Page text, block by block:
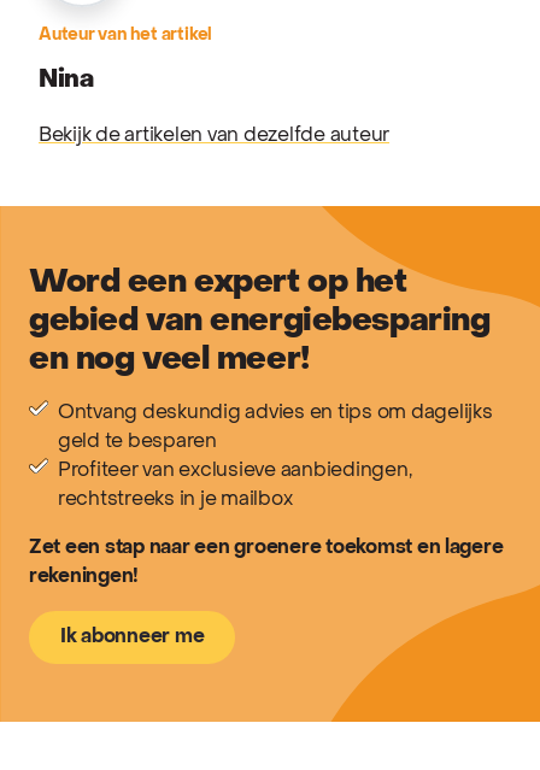
Auteur van het artikel
Nina
Bekijk de artikelen van dezelfde auteur
Word een expert op het
gebied van energiebesparing
en nog veel meer!
Ontvang deskundig advies en tips om dagelijks
geld te besparen
Profiteer van exclusieve aanbiedingen,
rechtstreeks in je mailbox
Zet een stap naar een groenere toekomst en lagere
rekeningen!
Ik abonneer me